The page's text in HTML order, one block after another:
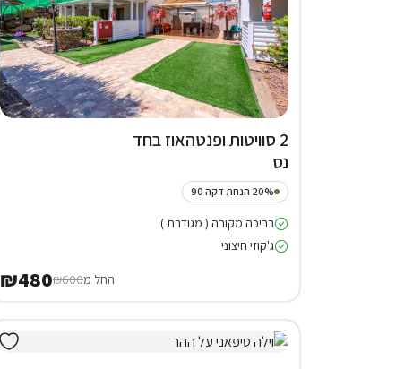
2 סוויטות ופנטהאוז בחד
נס
20% הנחת דקה 90
בריכה מקורה ( מגודרת )
ג'קוזי חיצוני
החל מ₪600
₪480